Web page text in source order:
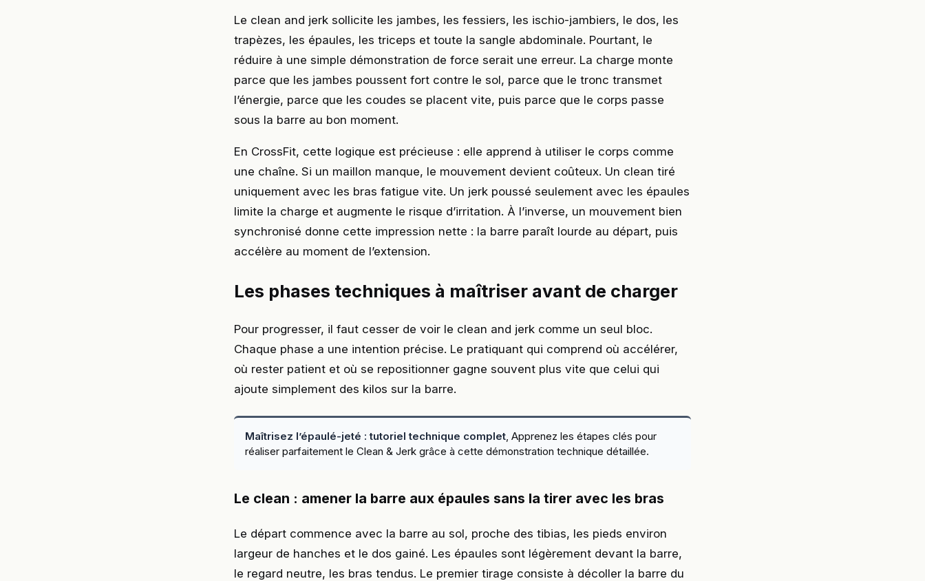
Le clean and jerk sollicite les jambes, les fessiers, les ischio-jambiers, le dos, les
trapèzes, les épaules, les triceps et toute la sangle abdominale. Pourtant, le
réduire à une simple démonstration de force serait une erreur. La charge monte
parce que les jambes poussent fort contre le sol, parce que le tronc transmet
l’énergie, parce que les coudes se placent vite, puis parce que le corps passe
sous la barre au bon moment.
En CrossFit, cette logique est précieuse : elle apprend à utiliser le corps comme
une chaîne. Si un maillon manque, le mouvement devient coûteux. Un clean tiré
uniquement avec les bras fatigue vite. Un jerk poussé seulement avec les épaules
limite la charge et augmente le risque d’irritation. À l’inverse, un mouvement bien
synchronisé donne cette impression nette : la barre paraît lourde au départ, puis
accélère au moment de l’extension.
Les phases techniques à maîtriser avant de charger
Pour progresser, il faut cesser de voir le clean and jerk comme un seul bloc.
Chaque phase a une intention précise. Le pratiquant qui comprend où accélérer,
où rester patient et où se repositionner gagne souvent plus vite que celui qui
ajoute simplement des kilos sur la barre.
Maîtrisez l’épaulé-jeté : tutoriel technique complet , Apprenez les étapes clés pour
réaliser parfaitement le Clean & Jerk grâce à cette démonstration technique détaillée.
Le clean : amener la barre aux épaules sans la tirer avec les bras
Le départ commence avec la barre au sol, proche des tibias, les pieds environ
largeur de hanches et le dos gainé. Les épaules sont légèrement devant la barre,
le regard neutre, les bras tendus. Le premier tirage consiste à décoller la barre du